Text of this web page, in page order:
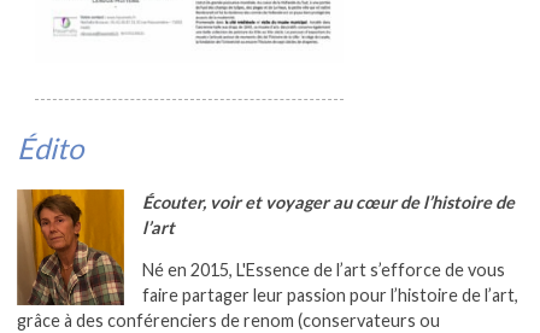
Édito
Écouter, voir et voyager au cœur de l’histoire de
l’art
Né en 2015, L'Essence de l’art s’efforce de vous
faire partager leur passion pour l’histoire de l’art,
grâce à des conférenciers de renom (conservateurs ou